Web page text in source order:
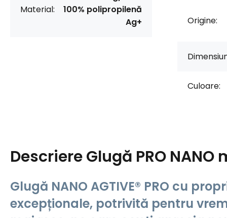
Material:
100% polipropilenă
Ag+
Origine:
Culoare:
DescriereGlugă PRO
Glugă NANO AGTIVE® PRO cu
excepționale, potrivită pentru